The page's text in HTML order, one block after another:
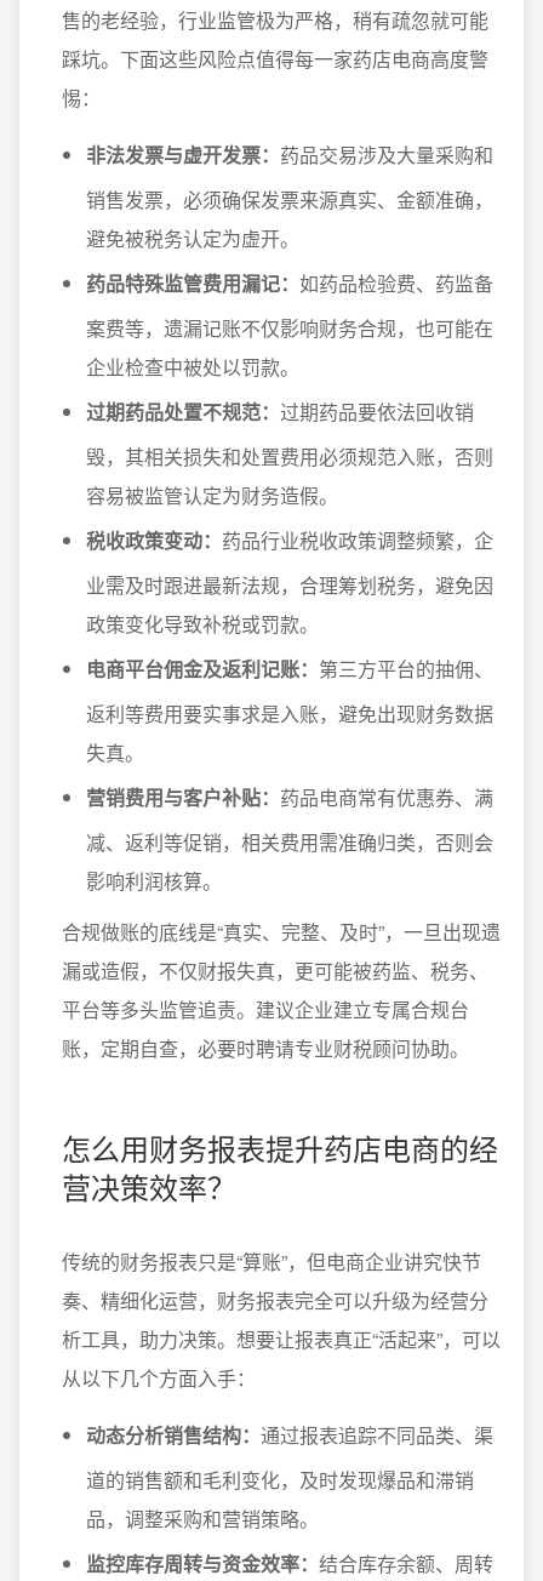
售的老经验，行业监管极为严格，稍有疏忽就可能
踩坑。下面这些风险点值得每一家药店电商高度警
惕：
非法发票与虚开发票： 药品交易涉及大量采购和
销售发票，必须确保发票来源真实、金额准确，
避免被税务认定为虚开。
药品特殊监管费用漏记： 如药品检验费、药监备
案费等，遗漏记账不仅影响财务合规，也可能在
企业检查中被处以罚款。
过期药品处置不规范： 过期药品要依法回收销
毁，其相关损失和处置费用必须规范入账，否则
容易被监管认定为财务造假。
税收政策变动： 药品行业税收政策调整频繁，企
业需及时跟进最新法规，合理筹划税务，避免因
政策变化导致补税或罚款。
电商平台佣金及返利记账： 第三方平台的抽佣、
返利等费用要实事求是入账，避免出现财务数据
失真。
营销费用与客户补贴： 药品电商常有优惠券、满
减、返利等促销，相关费用需准确归类，否则会
影响利润核算。
合规做账的底线是“真实、完整、及时”，一旦出现遗
漏或造假，不仅财报失真，更可能被药监、税务、
平台等多头监管追责。建议企业建立专属合规台
账，定期自查，必要时聘请专业财税顾问协助。
怎么用财务报表提升药店电商的经
营决策效率？
传统的财务报表只是“算账”，但电商企业讲究快节
奏、精细化运营，财务报表完全可以升级为经营分
析工具，助力决策。想要让报表真正“活起来”，可以
从以下几个方面入手：
动态分析销售结构： 通过报表追踪不同品类、渠
道的销售额和毛利变化，及时发现爆品和滞销
品，调整采购和营销策略。
监控库存周转与资金效率： 结合库存余额、周转